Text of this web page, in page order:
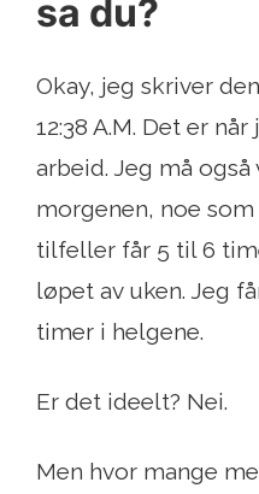
sa du?
Okay, jeg skriver
12:38 A.M. Det er
arbeid. Jeg må
morgenen, noe
tilfeller får 5 til 6
løpet av uken. Jeg
timer i helgene.
Er det ideelt? Nei.
Men hvor mange